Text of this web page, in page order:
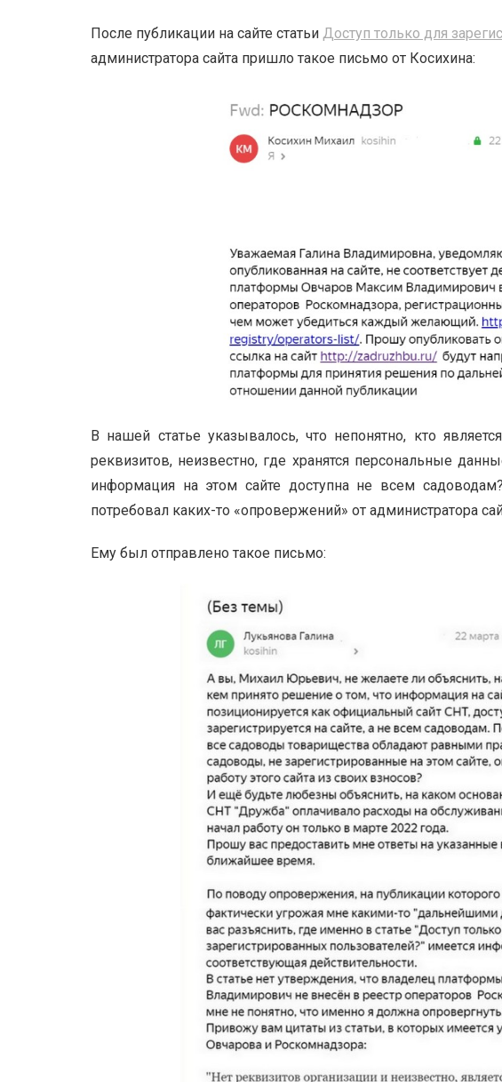
После публикации на сайте статьи Доступ только для
администратора сайта пришло такое письмо от Косихина:
В нашей статье указывалось, что непонятно, кто
реквизитов, неизвестно, где хранятся персональные
информация на этом сайте доступна не всем
потребовал каких-то «опровержений» от администратора
Ему был отправлено такое письмо: